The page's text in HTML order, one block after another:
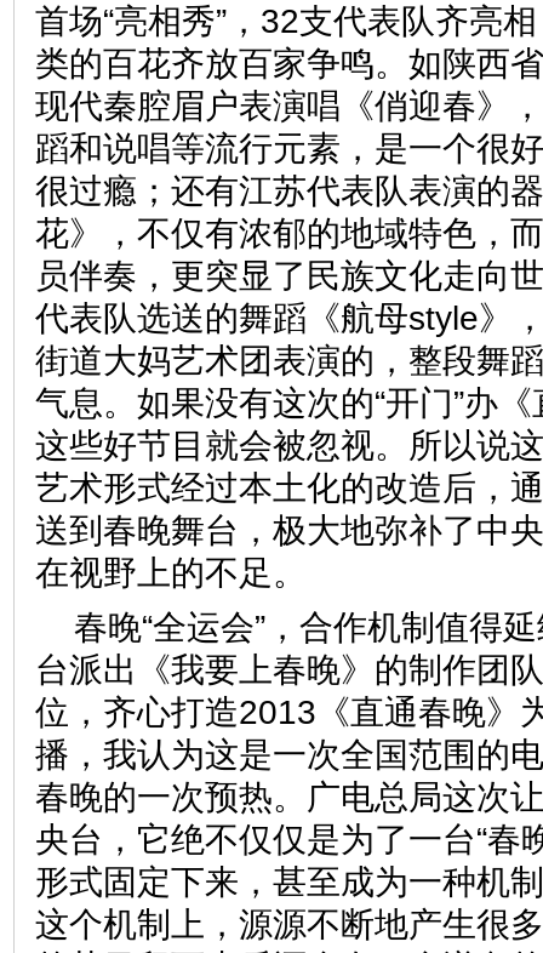
首场“亮相秀”，32支代表队齐亮
类的百花齐放百家争鸣。如陕西
现代秦腔眉户表演唱《俏迎春》
蹈和说唱等流行元素，是一个很
很过瘾；还有江苏代表队表演的
花》，不仅有浓郁的地域特色，
员伴奏，更突显了民族文化走向
代表队选送的舞蹈《航母style》
街道大妈艺术团表演的，整段舞
气息。如果没有这次的“开门”办
这些好节目就会被忽视。所以说
艺术形式经过本土化的改造后，
送到春晚舞台，极大地弥补了中
在视野上的不足。
春晚“全运会”，合作机制值得
台派出《我要上春晚》的制作团
位，齐心打造2013《直通春晚》
播，我认为这是一次全国范围的
春晚的一次预热。广电总局这次
央台，它绝不仅仅是为了一台“春
形式固定下来，甚至成为一种机
这个机制上，源源不断地产生很